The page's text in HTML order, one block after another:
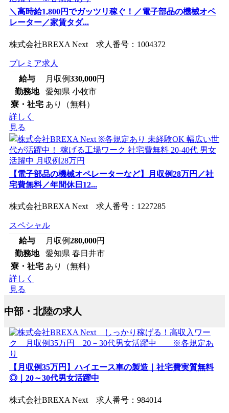
＼高時給1,800円でガッツリ稼ぐ！／電子部品の機械オペ
レーター／家賃タダ...
株式会社BREXA Next 求人番号：1004372
プレミア求人
給与
月収例330,000円
勤務地
愛知県 小牧市
寮・社宅 あり（無料）
詳しく
見る
【電子部品の機械オペレーターなど】月収例28万円／社
宅費無料／年間休日12...
株式会社BREXA Next 求人番号：1227285
スペシャル
給与
月収例280,000円
勤務地
愛知県 春日井市
寮・社宅 あり（無料）
詳しく
見る
中部・北陸の求人
【月収例35万円】ハイエース車の製造｜社宅費実質無料
◎｜20～30代男女活躍中
株式会社BREXA Next 求人番号：984014